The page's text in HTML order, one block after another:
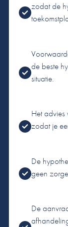
zodat de
de beste
situatie.
Het advies
zodat je
De
geen
De